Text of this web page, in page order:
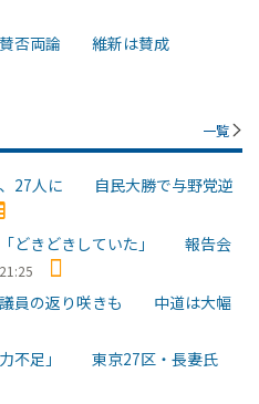
賛否両論 維新は賛成
一覧
、27人に 自民大勝で与野党逆
「どきどきしていた」 報告会
議員の返り咲きも 中道は大幅
力不足」 東京27区・長妻氏